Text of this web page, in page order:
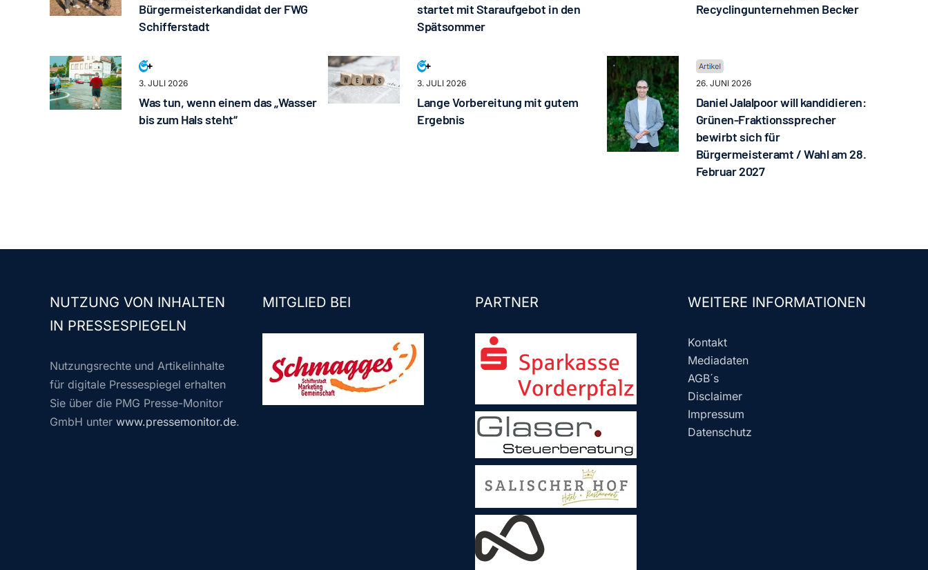
Bürgermeisterkandidat der FWG
Schifferstadt
startet mit Staraufgebot in den
Spätsommer
Recyclingunternehmen Becker
3. JULI 2026
Was tun, wenn einem das „Wasser
bis zum Hals steht“
3. JULI 2026
Lange Vorbereitung mit gutem
Ergebnis
26. JUNI 2026
Daniel Jalalpoor will kandidieren:
Grünen-Fraktionssprecher
bewirbt sich für
Bürgermeisteramt / Wahl am 28.
Februar 2027
NUTZUNG VON INHALTEN
IN PRESSESPIEGELN
Nutzungsrechte und Artikelinhalte
für digitale Pressespiegel erhalten
Sie über die PMG Presse-Monitor
GmbH unter www.pressemonitor.de.
MITGLIED BEI PARTNER WEITERE INFORMATIONEN
Kontakt
Mediadaten
AGB´s
Disclaimer
Impressum
Datenschutz